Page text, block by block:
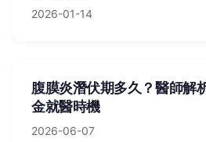
2026-01-14
腹膜炎潛伏期多久？醫師解
金就醫時機
2026-06-07